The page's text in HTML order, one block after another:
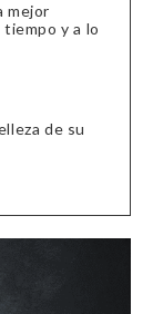
mejor
y a lo
de su